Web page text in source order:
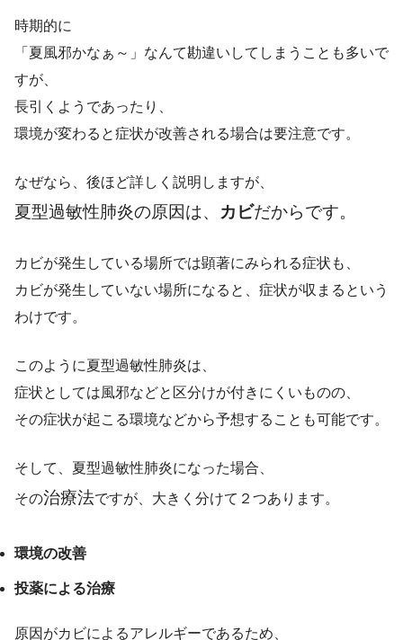
時期的に
「夏風邪かなぁ～」なんて勘違いしてしまうことも多いで
すが、
長引くようであったり、
環境が変わると症状が改善される場合は要注意です。
なぜなら、後ほど詳しく説明しますが、
夏型過敏性肺炎の原因は、 カビだからです。
カビが発生している場所では顕著にみられる症状も、
カビが発生していない場所になると、症状が収まるという
わけです。
このように夏型過敏性肺炎は、
症状としては風邪などと区分けが付きにくいものの、
その症状が起こる環境などから予想することも可能です。
そして、夏型過敏性肺炎になった場合、
その治療法ですが、大きく分けて２つあります。
環境の改善
投薬による治療
原因がカビによるアレルギーであるため、